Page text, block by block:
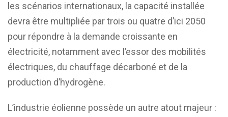
les scénarios internationaux, la capacité installée
devra être multipliée par trois ou quatre d’ici 2050
pour répondre à la demande croissante en
électricité, notamment avec l’essor des mobilités
électriques, du chauffage décarboné et de la
production d’hydrogène.
L’industrie éolienne possède un autre atout majeur :